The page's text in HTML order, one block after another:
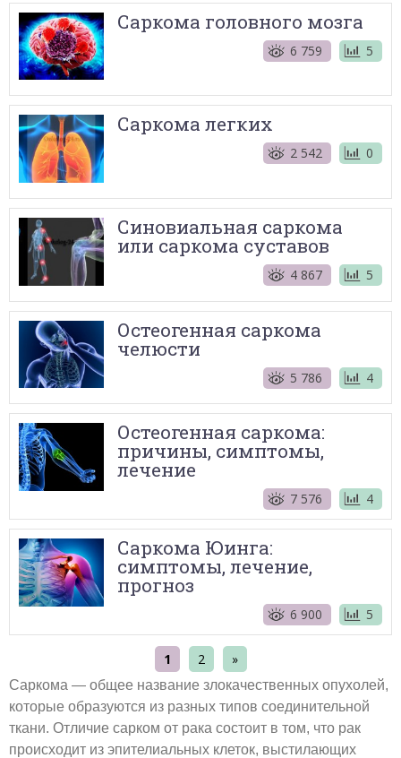
Саркома головного мозга
6 759 5
Саркома легких
2 542 0
Синовиальная саркома
или саркома суставов
4 867 5
Остеогенная саркома
челюсти
5 786 4
Остеогенная саркома:
причины, симптомы,
лечение
7 576 4
Саркома Юинга:
симптомы, лечение,
прогноз
6 900 5
1 2 »
Саркома — общее название злокачественных опухолей,
которые образуются из разных типов соединительной
ткани. Отличие сарком от рака состоит в том, что рак
происходит из эпителиальных клеток, выстилающих